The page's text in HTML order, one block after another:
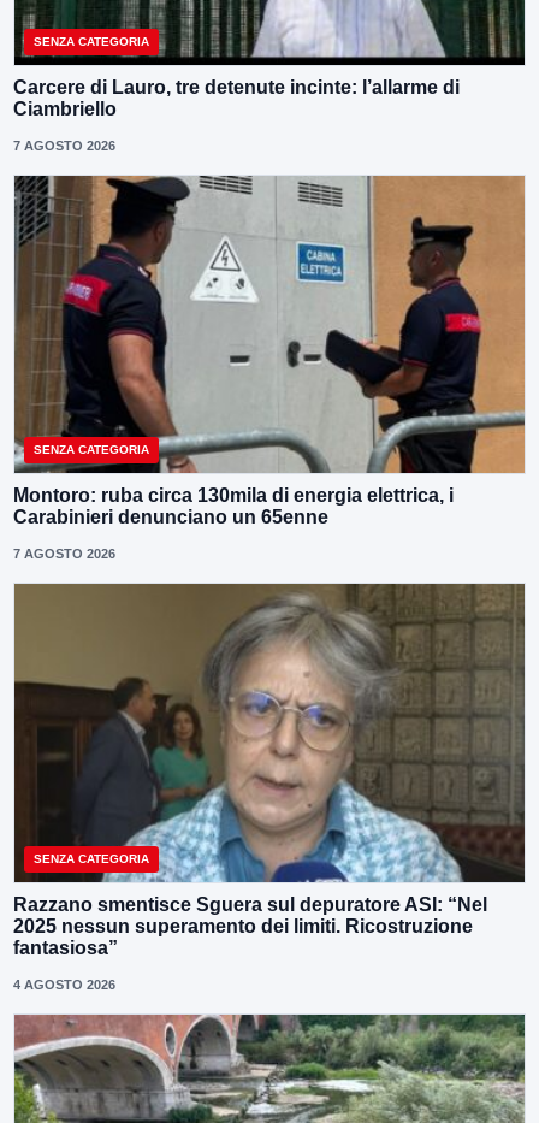
SENZA CATEGORIA
Carcere di Lauro, tre detenute incinte: l’allarme di
Ciambriello
7 AGOSTO 2026
SENZA CATEGORIA
Montoro: ruba circa 130mila di energia elettrica, i
Carabinieri denunciano un 65enne
7 AGOSTO 2026
SENZA CATEGORIA
Razzano smentisce Sguera sul depuratore ASI: “Nel
2025 nessun superamento dei limiti. Ricostruzione
fantasiosa”
4 AGOSTO 2026